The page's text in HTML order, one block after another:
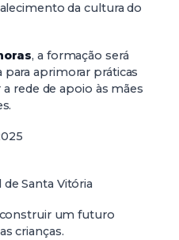
da cultura do
, a formação será
aprimorar práticas
rede de apoio às mães
Santa Vitória
um futuro
crianças.